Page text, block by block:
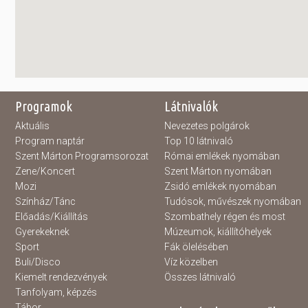
Programok
Aktuális
Program naptár
Szent Márton Programsorozat
Zene/Koncert
Mozi
Színház/Tánc
Előadás/Kiállítás
Gyerekeknek
Sport
Buli/Disco
Kiemelt rendezvények
Tanfolyam, képzés
Látnivalók
Nevezetes polgárok
Top 10 látnivaló
Római emlékek nyomában
Szent Márton nyomában
Zsidó emlékek nyomában
Tudósok, művészek nyomában
Szombathely régen és most
Múzeumok, kiállítóhelyek
Fák ölelésében
Víz közelben
Összes látnivaló